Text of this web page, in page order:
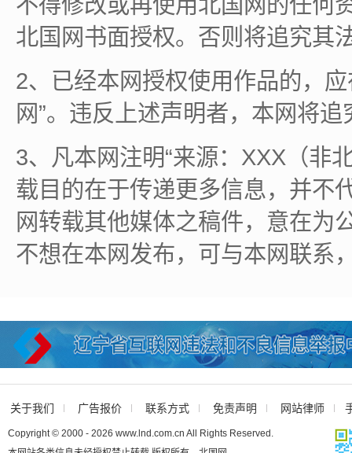
北国网书面授权。否则将追究其
2、已经本网授权使用作品的，
网”。违反上述声明者，本网将
3、凡本网注明“来源：XXX（非
载目的在于传递更多信息，并不
网转载其他媒体之稿件，意在为
不想在本网发布，可与本网联系
关于我们 广告报价 联系方式 免责声明 网站律师
Copyright © 2000 - 2026 www.lnd.com.cn All Rights Reserved.